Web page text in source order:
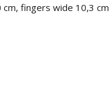
fingers wide 10,3 cm